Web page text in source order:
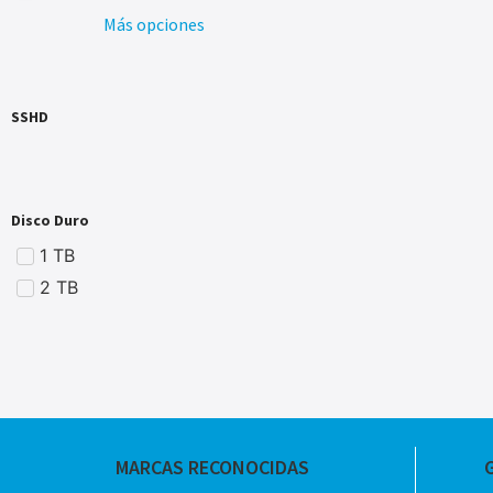
Más opciones
SSHD
Disco Duro
1 TB
2 TB
MARCAS RECONOCIDAS